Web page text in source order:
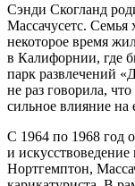
Сэнди Скогланд
Массачусетс. Семья
некоторое время
в Калифорнии, где
парк развлечений
не раз говорила,
сильное влияние на
С 1964 по 1968 год
и
Нортгемптон,